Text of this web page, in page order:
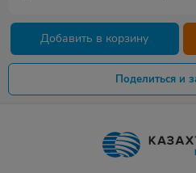
Добавить в корзину
Поделиться и